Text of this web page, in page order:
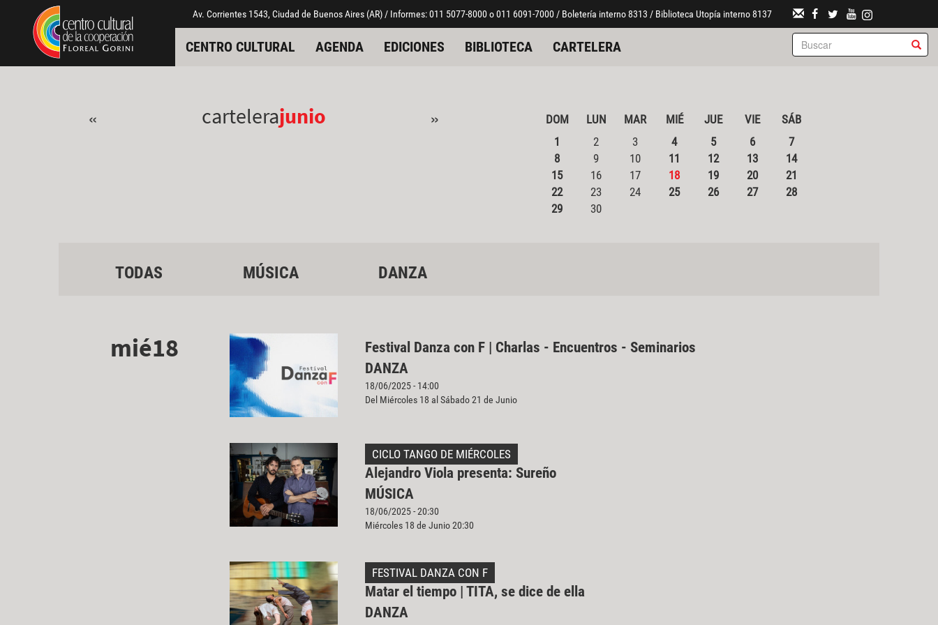
Pasar al contenido principal
Jump to main content Av. Corrientes 1543, Ciudad de Buenos Aires (AR) / Informes: 011 5077-8000 o 011 6091-7000 / Boletería interno 8313 / Biblioteca Utopía interno 8137
CENTRO CULTURAL AGENDA EDICIONES BIBLIOTECA CARTELERA
« cartelerajunio » DOM LUN MAR MIÉ JUE VIE
SÁB
1
2 3 4 5 6
7
8
9 10 11 12 13
14
15
16 17 18 19 20
21
22
23 24 25 26 27
28
29
30
TODAS MÚSICA DANZA
mié18
Festival Danza con F | Charlas - Encuentros - Seminarios
DANZA
18/06/2025 - 14:00
Del Miércoles 18 al Sábado 21 de Junio
CICLO TANGO DE MIÉRCOLES
Alejandro Viola presenta: Sureño
MÚSICA
18/06/2025 - 20:30
Miércoles 18 de Junio 20:30
FESTIVAL DANZA CON F
Matar el tiempo | TITA, se dice de ella
DANZA